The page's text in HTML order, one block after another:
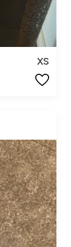
XS